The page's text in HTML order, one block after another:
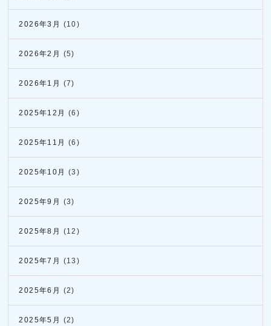
2026年3月 (10)
2026年2月 (5)
2026年1月 (7)
2025年12月 (6)
2025年11月 (6)
2025年10月 (3)
2025年9月 (3)
2025年8月 (12)
2025年7月 (13)
2025年6月 (2)
2025年5月 (2)